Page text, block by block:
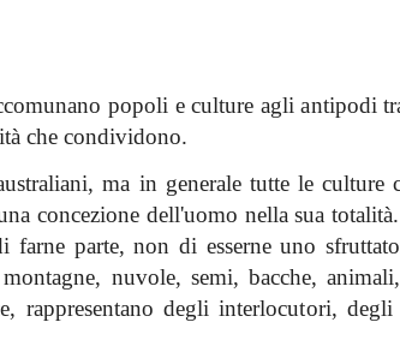
popoli e culture agli antipodi
che condividono.
ma in generale tutte le culture
concezione dell'uomo nella sua
farne parte, non di esserne uno
nuvole, semi, bacche,
rappresentano degli interlocutori,